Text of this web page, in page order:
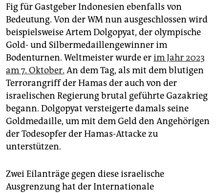
Fig für Gastgeber Indonesien ebenfalls von
Bedeutung. Von der WM nun ausgeschlossen wird
beispielsweise Artem Dolgopyat, der olympische
Gold- und Silbermedaillengewinner im
Bodenturnen. Weltmeister wurde erim Jahr 2023
am 7. Oktober. An dem Tag, als mit dem blutigen
Terrorangriff der Hamas der auch von der
israelischen Regierung brutal geführte Gazakrieg
begann. Dolgopyat versteigerte damals seine
Goldmedaille, um mit dem Geld den Angehörigen
der Todesopfer der Hamas-Attacke zu
unterstützen.
Zwei Eilanträge gegen diese israelische
Ausgrenzung hat der Internationale